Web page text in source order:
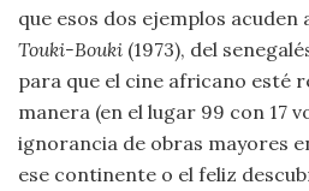
que esos dos ejemplos
Touki-Bouki (1973), del
para que el cine africano esté
manera (en el lugar 99 con 17
ignorancia de obras mayores
ese continente o el feliz